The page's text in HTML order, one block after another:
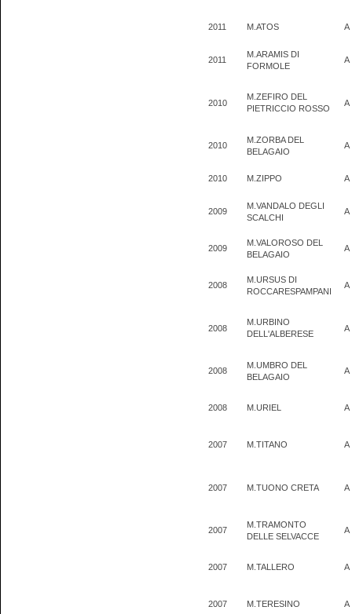
2011 M.ATOS A
2011
M.ARAMIS DI
FORMOLE
A
2010
M.ZEFIRO DEL
PIETRICCIO ROSSO
A
2010
M.ZORBA DEL
BELAGAIO
A
2010 M.ZIPPO A
2009
M.VANDALO DEGLI
SCALCHI
A
2009
M.VALOROSO DEL
BELAGAIO
A
2008
M.URSUS DI
ROCCARESPAMPANI
A
2008
M.URBINO
DELL'ALBERESE
A
2008
M.UMBRO DEL
BELAGAIO
A
2008 M.URIEL A
2007 M.TITANO A
2007 M.TUONO CRETA A
2007
M.TRAMONTO
DELLE SELVACCE
A
2007 M.TALLERO A
2007 M.TERESINO A